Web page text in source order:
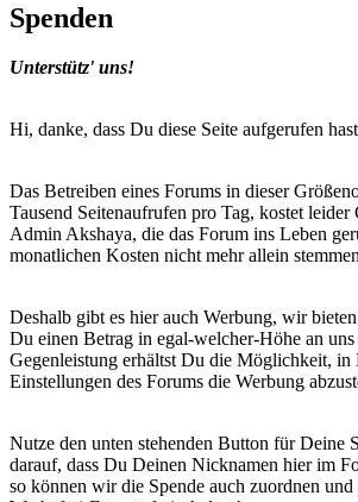
Spenden
Unterstütz' uns!
Hi, danke, dass Du diese Seite aufgerufen
Das Betreiben eines Forums in dieser
Tausend Seitenaufrufen pro Tag, kostet leider
Admin Akshaya, die das Forum ins Leben
monatlichen Kosten nicht mehr allein
Deshalb gibt es hier auch Werbung, wir
Du einen Betrag in egal-welcher-Höhe an uns
Gegenleistung erhältst Du die Möglichkeit, in
Einstellungen des Forums die Werbung
Nutze den unten stehenden Button für Deine
darauf, dass Du Deinen Nicknamen hier im
so können wir die Spende auch zuordnen